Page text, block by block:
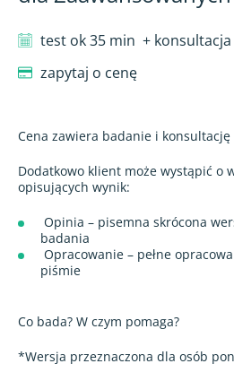
test ok 35 min +
zapytaj o cenę
Cena zawiera badanie i konsultację
Dodatkowo klient może wystąpić o
opisujących wynik:
Opinia – pisemna skrócona
badania
Opracowanie – pełne
piśmie
Co bada? W czym pomaga?
*Wersja przeznaczona dla osób